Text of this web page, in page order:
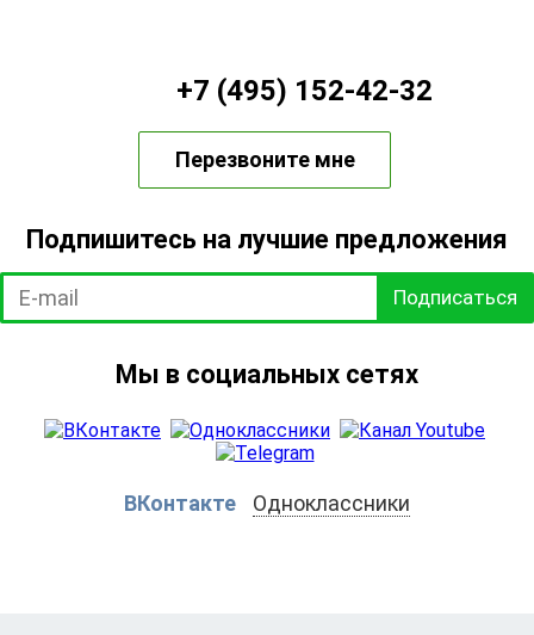
+7 (495) 152-42-32
Перезвоните мне
Подпишитесь на лучшие предложения
Подписаться
Мы в социальных сетях
ВКонтакте Одноклассники